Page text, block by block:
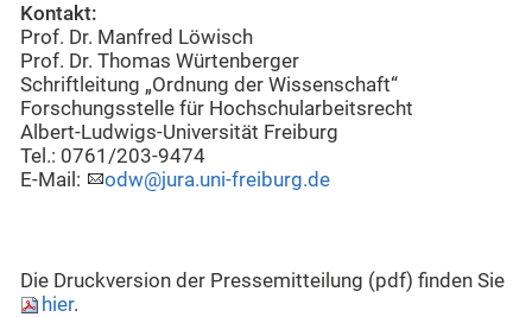
Kontakt:
Prof. Dr. Manfred Löwisch
Prof. Dr. Thomas Würtenberger
Schriftleitung „Ordnung der Wissenschaft“
Forschungsstelle für Hochschularbeitsrecht
Albert-Ludwigs-Universität Freiburg
Tel.: 0761/203-9474
E-Mail:
odw@jura.uni-freiburg.de
Die Druckversion der Pressemitteilung (pdf) finden Sie
hier.